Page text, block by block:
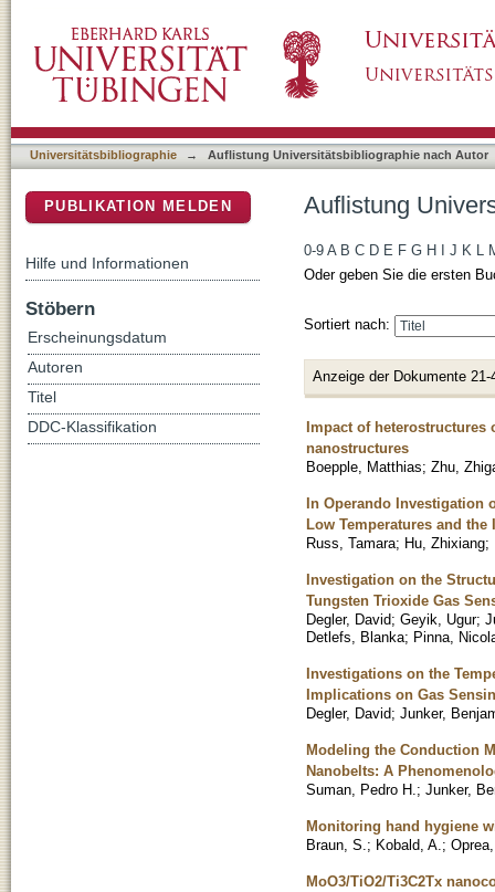
Universitätsbibliographie → Auflistung Universitätsbibliographie nach Autor
Auflistung
0-9 A B C D E F G H J K L
Oder geben Sie die ersten
Sortiert nach:
Anzeige der Dokumente 21-
Impact of heterostructures
nanostructures
Boepple, Matthias; Zhu,
In Operando Investigation
Low Temperatures and the
Russ, Tamara; Hu, Zhixiang;
Investigation on the
Tungsten Trioxide Gas
Degler, David; Geyik, Ugur;
Detlefs, Blanka; Pinna,
Investigations on the
Implications on Gas
Degler, David; Junker,
Modeling the Conduction
Nanobelts: A
Suman, Pedro H. ; Junker,
Monitoring hand hygiene
Braun, S. ; Kobald, A. ;
MoO3/TiO2/Ti3C2Tx
PUBLIKATION MELDEN
Hilfe und Informationen
Stöbern
Erscheinungsdatum
Autoren
Titel
DDC-Klassifikation